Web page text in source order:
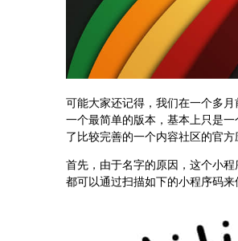
可能大家还记得，我们在一个多月
一个最简单的版本，基本上只是
了比较完善的一个内容社区的官
首先，由于名字的原因，这个小
都可以通过扫描如下的小程序码来